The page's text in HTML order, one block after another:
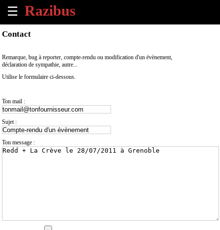
☰
×
les
venir
Annoncer
évènement
Contact
Remarque, bug à reporter, compte-rendu ou modification d'un évènement,
déclaration de sympathie, autre...
Utilise le formulaire ci-dessous.
Ton mail :
Sujet :
Ton message :